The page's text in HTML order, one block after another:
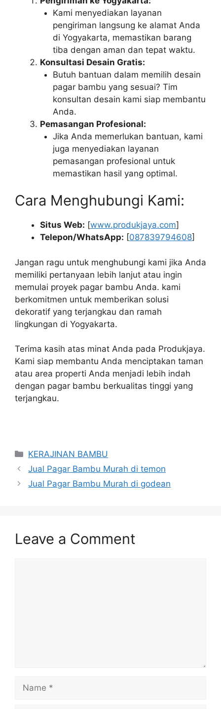
Kami menyediakan layanan
pengiriman langsung ke alamat Anda
di Yogyakarta, memastikan barang
tiba dengan aman dan tepat waktu.
Konsultasi Desain Gratis:
Butuh bantuan dalam memilih desain
pagar bambu yang sesuai? Tim
konsultan desain kami siap membantu
Anda.
Pemasangan Profesional:
Jika Anda memerlukan bantuan, kami
juga menyediakan layanan
pemasangan profesional untuk
memastikan hasil yang optimal.
Cara Menghubungi Kami:
Situs Web: [www.produkjaya.com]
Telepon/WhatsApp: [087839794608]
Jangan ragu untuk menghubungi kami jika Anda
memiliki pertanyaan lebih lanjut atau ingin
memulai proyek pagar bambu Anda. kami
berkomitmen untuk memberikan solusi
dekoratif yang terjangkau dan ramah
lingkungan di Yogyakarta.
Terima kasih atas minat Anda pada Produkjaya.
Kami siap membantu Anda menciptakan taman
atau area properti Anda menjadi lebih indah
dengan pagar bambu berkualitas tinggi yang
terjangkau.
Categories
KERAJINAN BAMBU
Jual Pagar Bambu Murah di temon
Jual Pagar Bambu Murah di godean
Leave a Comment